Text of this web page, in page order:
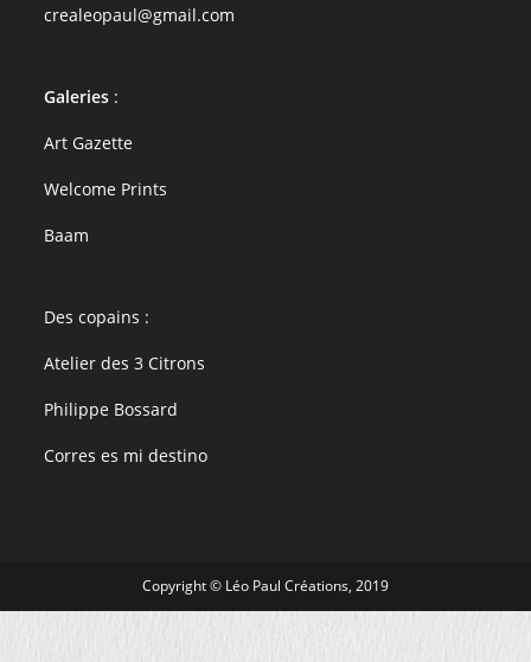
crealeopaul@gmail.com
Galeries :
Art Gazette
Welcome Prints
Baam
Des copains :
Atelier des 3 Citrons
Philippe Bossard
Corres es mi destino
Copyright © Léo Paul Créations, 2019